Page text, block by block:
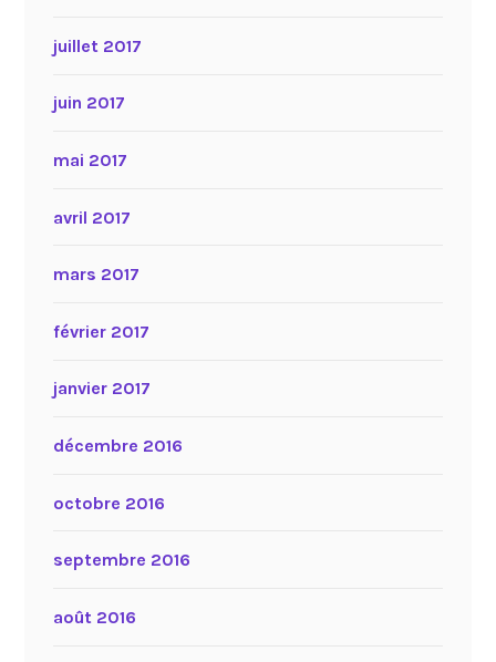
juillet 2017
juin 2017
mai 2017
avril 2017
mars 2017
février 2017
janvier 2017
décembre 2016
octobre 2016
septembre 2016
août 2016